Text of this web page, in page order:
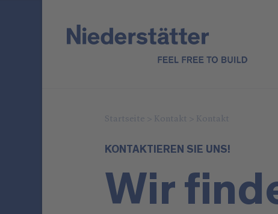
KONTAKTIEREN SIE UNS!
Wir
Startseite > Kontakt > Kontakt